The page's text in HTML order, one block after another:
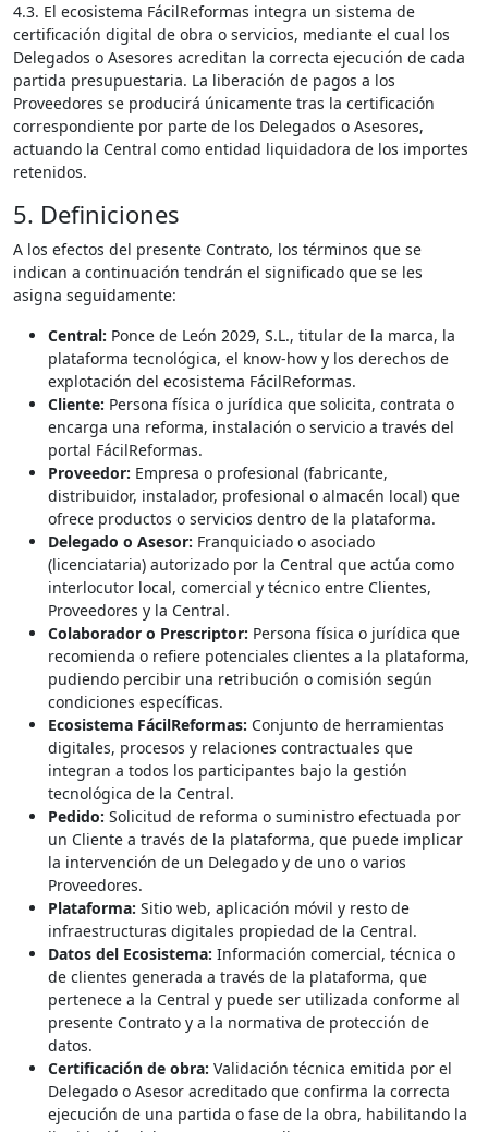
4.3. El ecosistema FácilReformas integra un sistema de
certificación digital de obra o servicios, mediante el cual los
Delegados o Asesores acreditan la correcta ejecución de cada
partida presupuestaria. La liberación de pagos a los
Proveedores se producirá únicamente tras la certificación
correspondiente por parte de los Delegados o Asesores,
actuando la Central como entidad liquidadora de los importes
retenidos.
5. Definiciones
A los efectos del presente Contrato, los términos que se
indican a continuación tendrán el significado que se les
asigna seguidamente:
Central: Ponce de León 2029, S.L., titular de la marca, la
plataforma tecnológica, el know-how y los derechos de
explotación del ecosistema FácilReformas.
Cliente: Persona física o jurídica que solicita, contrata o
encarga una reforma, instalación o servicio a través del
portal FácilReformas.
Proveedor: Empresa o profesional (fabricante,
distribuidor, instalador, profesional o almacén local) que
ofrece productos o servicios dentro de la plataforma.
Delegado o Asesor: Franquiciado o asociado
(licenciataria) autorizado por la Central que actúa como
interlocutor local, comercial y técnico entre Clientes,
Proveedores y la Central.
Colaborador o Prescriptor: Persona física o jurídica que
recomienda o refiere potenciales clientes a la plataforma,
pudiendo percibir una retribución o comisión según
condiciones específicas.
Ecosistema FácilReformas: Conjunto de herramientas
digitales, procesos y relaciones contractuales que
integran a todos los participantes bajo la gestión
tecnológica de la Central.
Pedido: Solicitud de reforma o suministro efectuada por
un Cliente a través de la plataforma, que puede implicar
la intervención de un Delegado y de uno o varios
Proveedores.
Plataforma: Sitio web, aplicación móvil y resto de
infraestructuras digitales propiedad de la Central.
Datos del Ecosistema: Información comercial, técnica o
de clientes generada a través de la plataforma, que
pertenece a la Central y puede ser utilizada conforme al
presente Contrato y a la normativa de protección de
datos.
Certificación de obra: Validación técnica emitida por el
Delegado o Asesor acreditado que confirma la correcta
ejecución de una partida o fase de la obra, habilitando la